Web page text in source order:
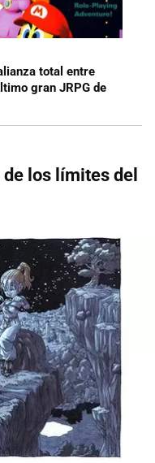
total entre
gran JRPG de
los límites del